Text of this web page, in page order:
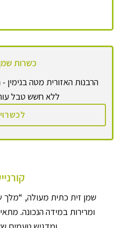
כשרות
הרבנות האזורית מטה
ללא חשש טבל
שמן זית כתית מעולה, “מלך
ומרירות במידה הנכונה.